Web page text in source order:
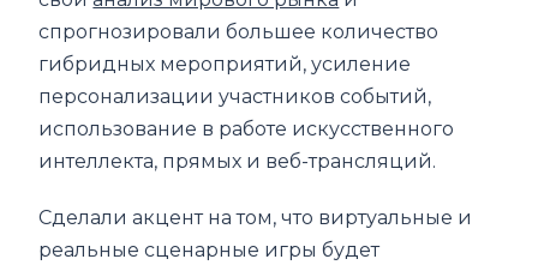
спрогнозировали большее количество
гибридных мероприятий, усиление
персонализации участников событий,
использование в работе искусственного
интеллекта, прямых и веб-трансляций.
Сделали акцент на том, что виртуальные и
реальные сценарные игры будет